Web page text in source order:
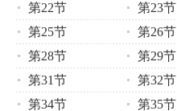
第22节
第23节
第25节
第26节
第28节
第29节
第31节
第32节
第34节
第35节